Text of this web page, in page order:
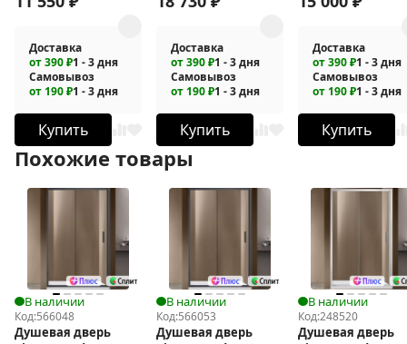
Доставка
от 390 ₽1 - 3 дня
Самовывоз
от 190 ₽1 - 3 дня
Купить
Доставка
от 390 ₽1 - 3 дня
Самовывоз
от 190 ₽1 - 3 дня
Купить
Доставка
от 390 ₽1 - 3 дня
Самовывоз
от 190 ₽1 - 3 дня
Купить
Похожие товары
В наличии
Код:566048
Душевая дверь
В наличии
Код:566053
Душевая дверь
В наличии
Код:248520
Душевая дверь